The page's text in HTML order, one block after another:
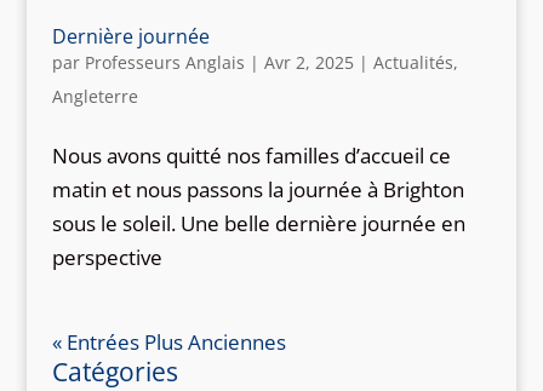
Dernière journée
par Professeurs Anglais | Avr 2, 2025 | Actualités,
Angleterre
Nous avons quitté nos familles d’accueil ce
matin et nous passons la journée à Brighton
sous le soleil. Une belle dernière journée en
perspective
« Entrées Plus Anciennes
Catégories